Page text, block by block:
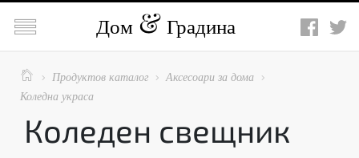
 Дом Градина
  Продуктов каталог  Аксесоари за дома 
Коледна украса
Коледен свещник